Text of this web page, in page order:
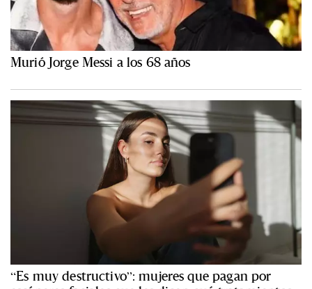
Murió Jorge Messi a los 68 años
“Es muy destructivo”: mujeres que pagan por